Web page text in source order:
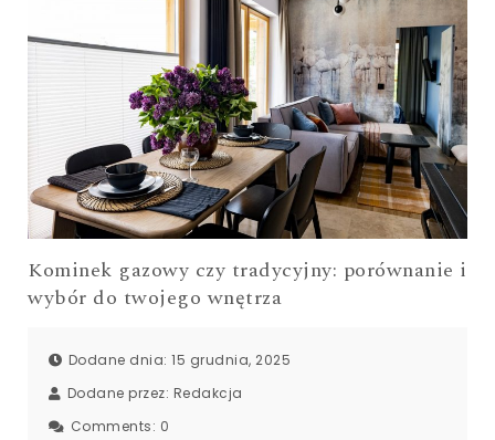
Kominek gazowy czy tradycyjny: porównanie i
wybór do twojego wnętrza
Dodane dnia: 15 grudnia, 2025
Dodane przez: Redakcja
Comments: 0